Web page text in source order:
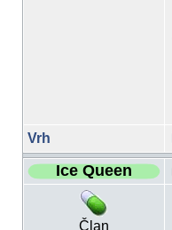
Vrh
Ice Queen
Član